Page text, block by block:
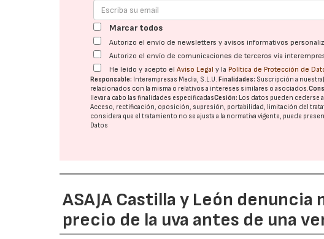
Marcar todos
Autorizo el envío de newsletters y avisos informativos
Autorizo el envío de comunicaciones de terceros vía
He leído y acepto elAviso Legal y la Política de Protección de
Responsable: Interempresas Media, S.L.U. Finalidades: Suscripción a
relacionados con la misma o relativos a intereses similares o asociados.
llevar a cabo las finalidades especificadasCesión: Los datos pueden cederse
Acceso, rectificación, oposición, supresión, portabilidad, limitación del
considera que el tratamiento no se ajusta a la normativa vigente, puede
Datos
ASAJA Castilla y León
precio de la uva antes de una